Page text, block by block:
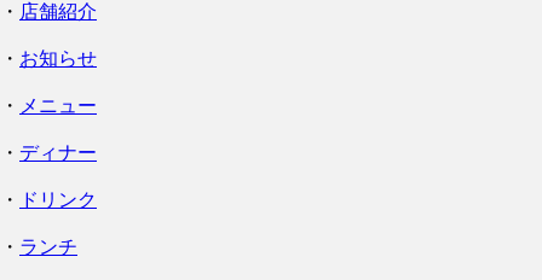
・ 店舗紹介
・ お知らせ
・ メニュー
・ ディナー
・ ドリンク
・ ランチ